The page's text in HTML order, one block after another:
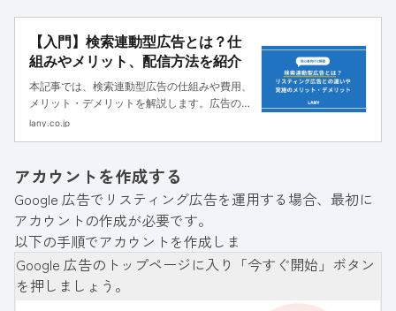
【入門】検索連動型広告とは？仕
組みやメリット、配信方法を紹介
本記事では、検索連動型広告の仕組みや費用、
メリット・デメリットを解説します。広告の出
稿方法や運用ポイントを解説するので、検索連
lany.co.jp
アカウントを作成する
Google 広告でリスティング広告を運用する場合、最初に
アカウントの作成が必要です。
以下の手順でアカウントを作成しま
Google 広告のトップページに入り「今すぐ開始」ボタン
を押しましょう。